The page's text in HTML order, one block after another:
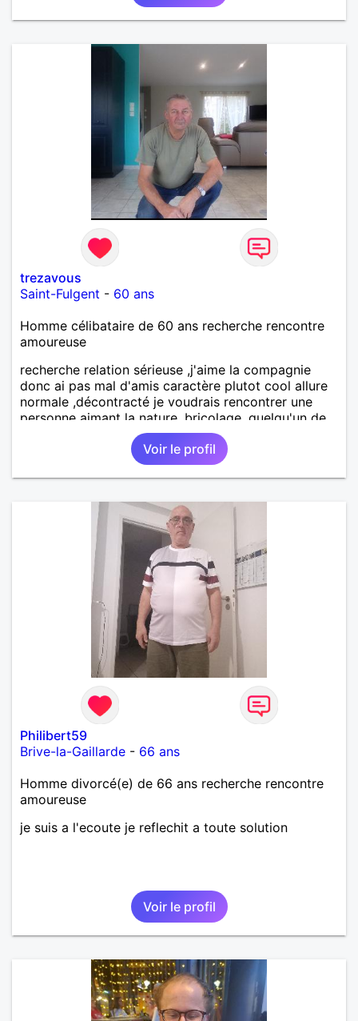
trezavous
Saint-Fulgent - 60 ans
Homme célibataire de 60 ans recherche rencontre
amoureuse
recherche relation sérieuse ,j'aime la compagnie
donc ai pas mal d'amis caractère plutot cool allure
normale ,décontracté je voudrais rencontrer une
personne aimant la nature ,bricolage ,quelqu'un de
simple et naturel à vos claviers mesdames
Voir le profil
Philibert59
Brive-la-Gaillarde - 66 ans
Homme divorcé(e) de 66 ans recherche rencontre
amoureuse
je suis a l'ecoute je reflechit a toute solution
Voir le profil